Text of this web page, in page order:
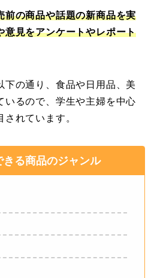
前の商品や話題の新商品を実
意見をアンケートやレポート
下の通り、食品や日用品、美
いるので、学生や主婦を中心
れています。
きる商品のジャンル